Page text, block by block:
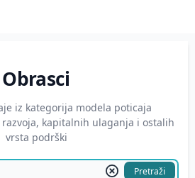
Obrasci
iz kategorija modela poticaja
kapitalnih ulaganja i ostalih
vrsta podrški
Pretraži